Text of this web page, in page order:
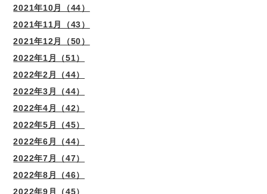
2021年10月（44）
2021年11月（43）
2021年12月（50）
2022年1月（51）
2022年2月（44）
2022年3月（44）
2022年4月（42）
2022年5月（45）
2022年6月（44）
2022年7月（47）
2022年8月（46）
2022年9月（45）